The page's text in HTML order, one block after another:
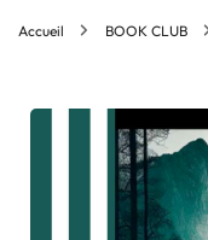
Accueil BOOK CLUB